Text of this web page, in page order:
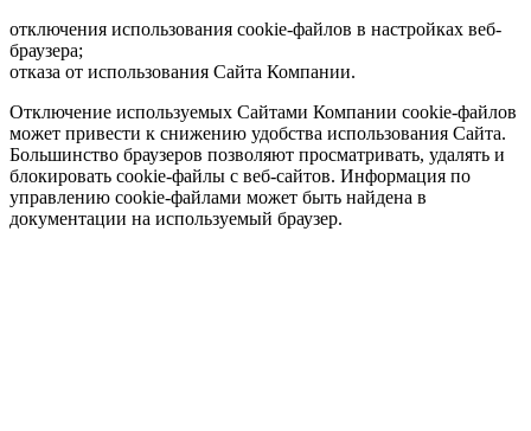
отключения использования cookie-файлов в настройках веб-
браузера;
отказа от использования Сайта Компании.
Отключение используемых Сайтами Компании cookie-файлов
может привести к снижению удобства использования Сайта.
Большинство браузеров позволяют просматривать, удалять и
блокировать cookie-файлы c веб-сайтов. Информация по
управлению cookie-файлами может быть найдена в
документации на используемый браузер.